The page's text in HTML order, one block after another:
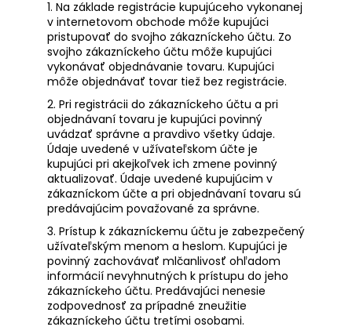
1. Na základe registrácie kupujúceho vykonanej
v internetovom obchode môže kupujúci
pristupovať do svojho zákazníckeho účtu. Zo
svojho zákazníckeho účtu môže kupujúci
vykonávať objednávanie tovaru. Kupujúci
môže objednávať tovar tiež bez registrácie.
2. Pri registrácii do zákazníckeho účtu a pri
objednávaní tovaru je kupujúci povinný
uvádzať správne a pravdivo všetky údaje.
Údaje uvedené v užívateľskom účte je
kupujúci pri akejkoľvek ich zmene povinný
aktualizovať. Údaje uvedené kupujúcim v
zákazníckom účte a pri objednávaní tovaru sú
predávajúcim považované za správne.
3. Prístup k zákazníckemu účtu je zabezpečený
užívateľským menom a heslom. Kupujúci je
povinný zachovávať mlčanlivosť ohľadom
informácií nevyhnutných k prístupu do jeho
zákazníckeho účtu. Predávajúci nenesie
zodpovednosť za prípadné zneužitie
zákazníckeho účtu tretími osobami.